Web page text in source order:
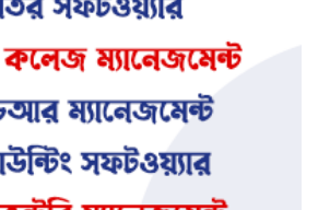
করে যুবকের আত্মহ ত্যা